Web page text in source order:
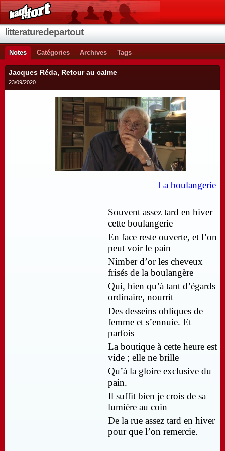
litteraturedepartout
Notes Catégories Archives Tags
Jacques Réda, Retour au calme
23/09/2020
La boulangerie
Souvent assez tard en hiver
cette boulangerie
En face reste ouverte, et l’on
peut voir le pain
Nimber d’or les cheveux
frisés de la boulangère
Qui, bien qu’à tant d’égards
ordinaire, nourrit
Des desseins obliques de
femme et s’ennuie. Et
parfois
La boutique à cette heure est
vide ; elle ne brille
Qu’à la gloire exclusive du
pain.
Il suffit bien je crois de sa
lumière au coin
De la rue assez tard en hiver
pour que l’on remercie.